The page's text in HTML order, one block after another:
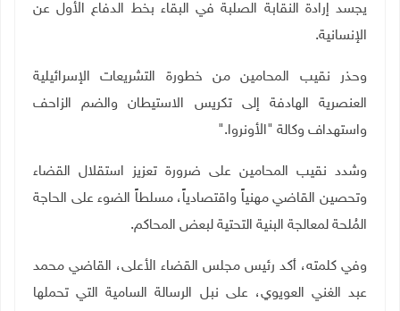
يجسد إرادة النقابة الصلبة في البقاء بخط الدفاع الأول عن
الإنسانية.
وحذر نقيب المحامين من خطورة التشريعات الإسرائيلية
العنصرية الهادفة إلى تكريس الاستيطان والضم الزاحف
واستهداف وكالة "الأونروا".
وشدد نقيب المحامين على ضرورة تعزيز استقلال القضاء
وتحصين القاضي مهنياً واقتصادياً، مسلطاً الضوء على الحاجة
المُلحة لمعالجة البنية التحتية لبعض المحاكم.
وفي كلمته، أكد رئيس مجلس القضاء الأعلى، القاضي محمد
عبد الغني العويوي، على نبل الرسالة السامية التي تحملها